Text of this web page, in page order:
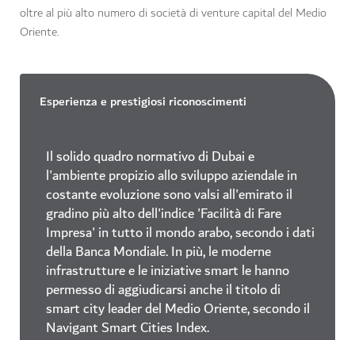
oltre al più alto numero di società di venture capital del Medio
Oriente.
Esperienza e prestigiosi riconoscimenti
Il solido quadro normativo di Dubai e
l'ambiente propizio allo sviluppo aziendale in
costante evoluzione sono valsi all'emirato il
gradino più alto dell'indice 'Facilità di Fare
Impresa' in tutto il mondo arabo, secondo i dati
della Banca Mondiale. In più, le moderne
infrastrutture e le iniziative smart le hanno
permesso di aggiudicarsi anche il titolo di
smart city leader del Medio Oriente, secondo il
Navigant Smart Cities Index.